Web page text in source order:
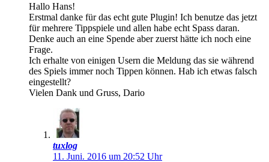
Hallo Hans!
Erstmal danke für das echt gute Plugin! Ich benutze das jetzt
für mehrere Tippspiele und allen habe echt Spass daran.
Denke auch an eine Spende aber zuerst hätte ich noch eine
Frage.
Ich erhalte von einigen Usern die Meldung das sie während
des Spiels immer noch Tippen können. Hab ich etwas falsch
eingestellt?
Vielen Dank und Gruss, Dario
tuxlog
11. Juni. 2016 um 20:52 Uhr